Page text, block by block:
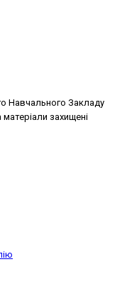
Навчального Закладу
захищені